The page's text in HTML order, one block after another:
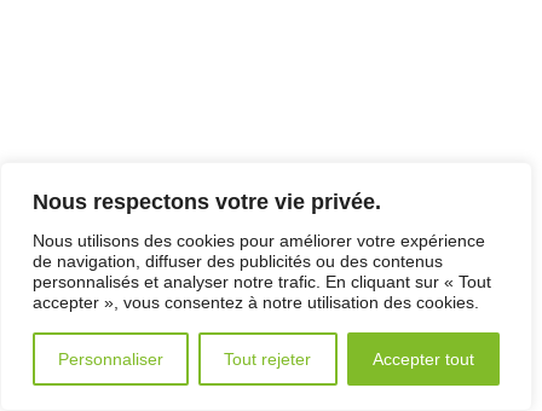
Nous respectons votre vie privée.
Nous utilisons des cookies pour améliorer votre expérience
de navigation, diffuser des publicités ou des contenus
personnalisés et analyser notre trafic. En cliquant sur « Tout
accepter », vous consentez à notre utilisation des cookies.
Personnaliser Tout rejeter Accepter tout